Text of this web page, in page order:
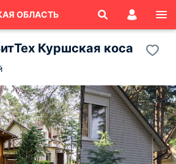
ОБЛАСТЬ
Куршская коса